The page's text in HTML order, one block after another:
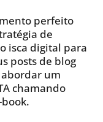
perfeito
de
isca digital para
posts de blog
um
chamando